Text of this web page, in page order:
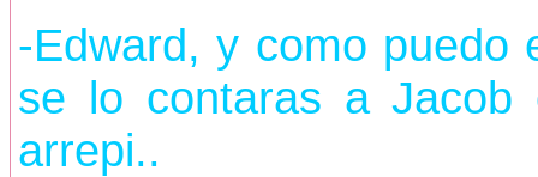
-Edward, y como puedo
se lo contaras a
arrepi..